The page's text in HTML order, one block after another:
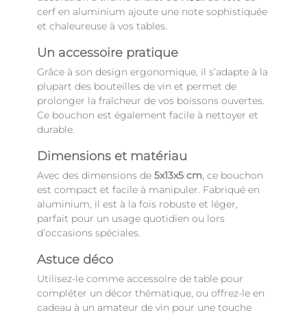
cerf en aluminium ajoute une note sophistiquée
et chaleureuse à vos tables.
Un accessoire pratique
Grâce à son design ergonomique, il s’adapte à la
plupart des bouteilles de vin et permet de
prolonger la fraîcheur de vos boissons ouvertes.
Ce bouchon est également facile à nettoyer et
durable.
Dimensions et matériau
Avec des dimensions de 5x13x5 cm, ce bouchon
est compact et facile à manipuler. Fabriqué en
aluminium, il est à la fois robuste et léger,
parfait pour un usage quotidien ou lors
d’occasions spéciales.
Astuce déco
Utilisez-le comme accessoire de table pour
compléter un décor thématique, ou offrez-le en
cadeau à un amateur de vin pour une touche